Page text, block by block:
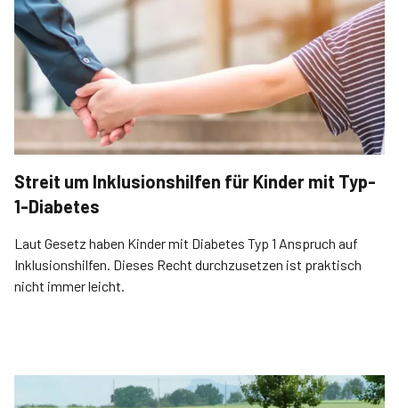
Streit um Inklusionshilfen für Kinder mit Typ-
1-Diabetes
Laut Gesetz haben Kinder mit Diabetes Typ 1 Anspruch auf
Inklusionshilfen. Dieses Recht durchzusetzen ist praktisch
nicht immer leicht.